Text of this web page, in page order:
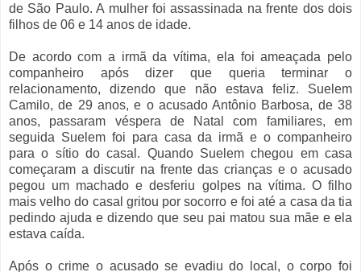
de São Paulo. A mulher foi assassinada na frente dos dois
filhos de 06 e 14 anos de idade.
De acordo com a irmã da vítima, ela foi ameaçada pelo
companheiro após dizer que queria terminar o
relacionamento, dizendo que não estava feliz. Suelem
Camilo, de 29 anos, e o acusado Antônio Barbosa, de 38
anos, passaram véspera de Natal com familiares, em
seguida Suelem foi para casa da irmã e o companheiro
para o sítio do casal. Quando Suelem chegou em casa
começaram a discutir na frente das crianças e o acusado
pegou um machado e desferiu golpes na vítima. O filho
mais velho do casal gritou por socorro e foi até a casa da tia
pedindo ajuda e dizendo que seu pai matou sua mãe e ela
estava caída.
Após o crime o acusado se evadiu do local, o corpo foi